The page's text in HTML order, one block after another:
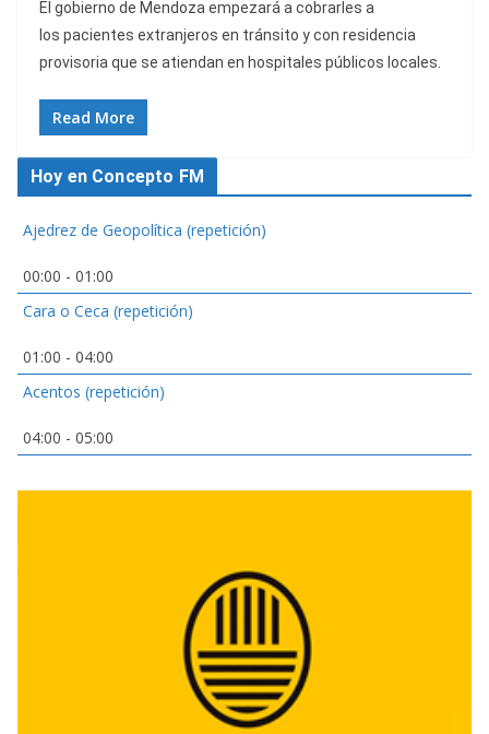
El gobierno de Mendoza empezará a cobrarles a
los pacientes extranjeros en tránsito y con residencia
provisoria que se atiendan en hospitales públicos locales.
Read More
Hoy en Concepto FM
Ajedrez de Geopolítica (repetición)
00:00 - 01:00
Cara o Ceca (repetición)
01:00 - 04:00
Acentos (repetición)
04:00 - 05:00